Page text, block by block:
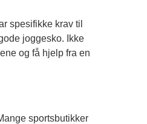
spesifikke krav til
joggesko. Ikke
og få hjelp fra en
sportsbutikker